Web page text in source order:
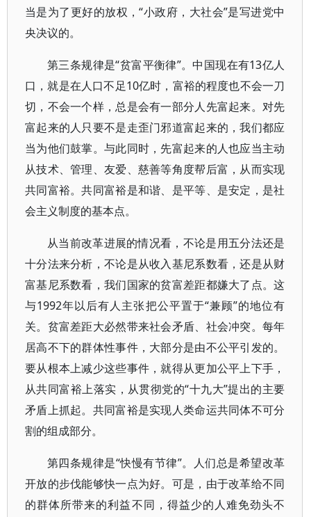
当是为了更好的放权，“小政府，大社会”是写进党中
央决议的。
第三条规律是“贫富平衡律”。中国现在有13亿人
口，就是在人口不足10亿时，富裕的程度也不会一刀
切，不会一个样，总是会有一部分人先富起来。对先
富起来的人只要不是走歪门邪道富起来的，我们都应
当为他们鼓掌。与此同时，先富起来的人也应当主动
从技术、管理、友爱、慈善等角度帮后富，从而实现
共同富裕。共同富裕是和谐、是平等、是安定，是社
会主义制度的基本点。
从当前改革进展的情况看，不论是用五分法还是
十分法来分析，不论是从收入基尼系数看，还是从财
富基尼系数看，我们国家的贫富差距都嫌大了点。这
与1992年以后有人主张把公平置于“兼顾”的地位有
关。贫富差距大必然带来社会矛盾、社会冲突。每年
居高不下的群体性事件，大部分是由不公平引发的。
要从根本上减少这些事件，就得从更加公平上下手，
从共同富裕上落实，从贯彻党的“十九大”提出的主要
矛盾上抓起。共同富裕是实现人类命运共同体不可分
割的组成部分。
第四条规律是“快慢有节律”。人们总是希望改革
开放的步伐能够快一点为好。可是，由于改革给不同
的群体所带来的利益不同，得益少的人难免劲头不